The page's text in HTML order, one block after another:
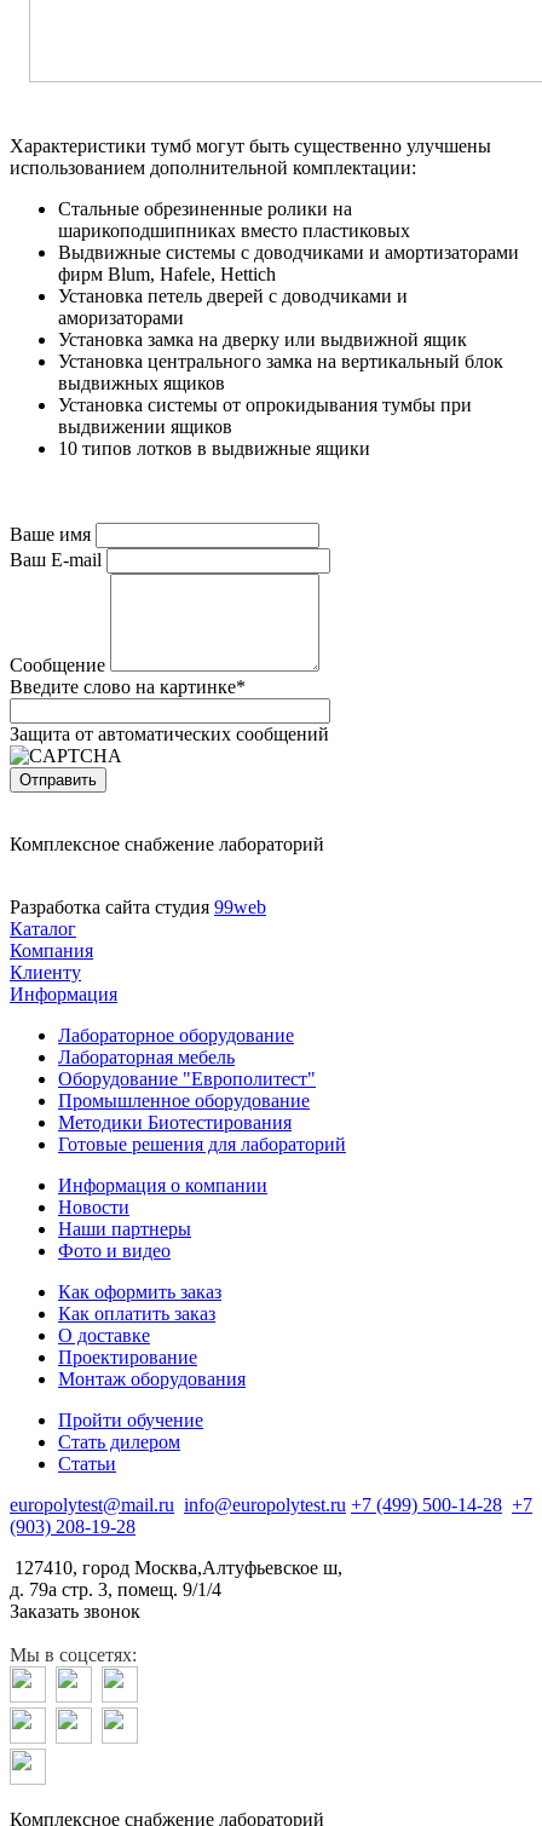
Характеристики тумб могут быть существенно улучшены
использованием дополнительной комплектации:
Стальные обрезиненные ролики на
шарикоподшипниках вместо пластиковых
Выдвижные системы с доводчиками и амортизаторами
фирм Blum, Hafele, Hettich
Установка петель дверей с доводчиками и
аморизаторами
Установка замка на дверку или выдвижной ящик
Установка центрального замка на вертикальный блок
выдвижных ящиков
Установка системы от опрокидывания тумбы при
выдвижении ящиков
10 типов лотков в выдвижные ящики
Ваше имя
Ваш E-mail
Сообщение
Введите слово на картинке*
Защита от автоматических сообщений
Комплексное снабжение лабораторий
Разработка сайта студия 99web
Каталог
Компания
Клиенту
Информация
Лабораторное оборудование
Лабораторная мебель
Оборудование "Европолитест"
Промышленное оборудование
Методики Биотестирования
Готовые решения для лабораторий
Информация о компании
Новости
Наши партнеры
Фото и видео
Как оформить заказ
Как оплатить заказ
О доставке
Проектирование
Монтаж оборудования
Пройти обучение
Стать дилером
Статьи
europolytest@mail.ru info@europolytest.ru +7 (499) 500-14-28 +7
(903) 208-19-28
127410, город Москва,Алтуфьевское ш,
д. 79а стр. 3, помещ. 9/1/4
Заказать звонок
Мы в соцсетях:
Комплексное снабжение лабораторий